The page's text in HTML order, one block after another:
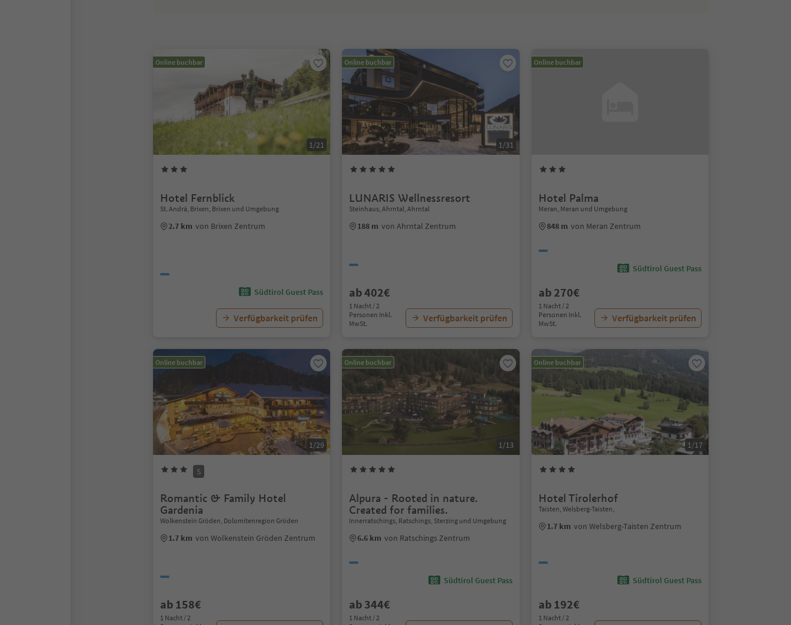
Online buchbar
1/21
Hotel Fernblick
St. Andrä, Brixen, Brixen und Umgebung
2.7 km von Brixen Zentrum
Südtirol Guest Pass
Verfügbarkeit prüfen
Online buchbar
1/31
LUNARIS Wellnessresort
Steinhaus, Ahrntal, Ahrntal
188 m von Ahrntal Zentrum
ab 402€
1 Nacht / 2
Personen Inkl.
MwSt.
Verfügbarkeit prüfen
Online buchbar
Hotel Palma
Meran, Meran und Umgebung
848 m von Meran Zentrum
Südtirol Guest Pass
ab 270€
1 Nacht / 2
Personen Inkl.
MwSt.
Verfügbarkeit prüfen
Online buchbar
1/29
S
Romantic & Family Hotel
Gardenia
Wolkenstein Gröden, Dolomitenregion Gröden
1.7 km von Wolkenstein Gröden Zentrum
ab 158€
1 Nacht / 2
Online buchbar
1/13
Alpura - Rooted in nature.
Created for families.
Innerratschings, Ratschings, Sterzing und Umgebung
6.6 km von Ratschings Zentrum
Südtirol Guest Pass
ab 344€
1 Nacht / 2
Online buchbar
1/17
Hotel Tirolerhof
Taisten, Welsberg-Taisten,
1.7 km von Welsberg-Taisten Zentrum
Südtirol Guest Pass
ab 192€
1 Nacht / 2